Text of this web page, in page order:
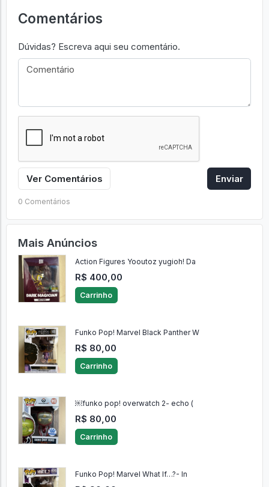
Comentários
Dúvidas? Escreva aqui seu comentário.
Ver Comentários Enviar
0 Comentários
Mais Anúncios
Action Figures Yooutoz yugioh! Da
R$ 400,00
Carrinho
Funko Pop! Marvel Black Panther W
R$ 80,00
Carrinho
￼funko pop! overwatch 2- echo (
R$ 80,00
Carrinho
Funko Pop! Marvel What If…?- In